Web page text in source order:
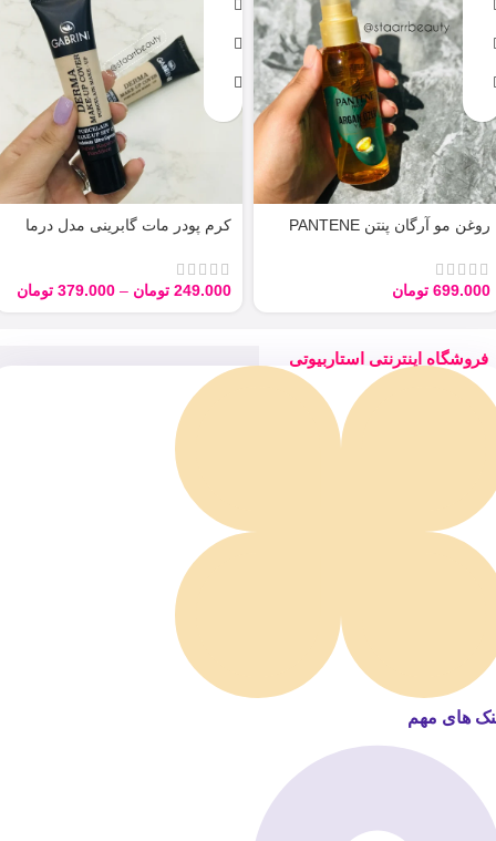
روغن مو آرگان پنتن PANTENE
699.000 تومان
کرم پودر مات گابرینی مدل درما
249.000 تومان –
379.000 تومان
فروشگاه اینترنتی استاربیوتی
های مهم